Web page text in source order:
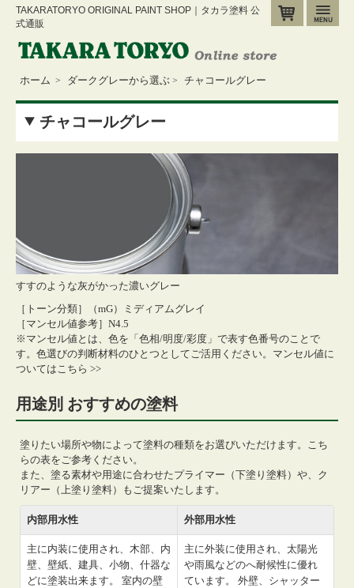
カート
TAKARATORYO ORIGINAL PAINT SHOP｜タカラ塗料 公
式通販
ホーム > ダークグレーから選ぶ > チャコールグレー
チャコールグレー
すすのような灰がかった濃いグレー
［トーン分類］（mG）ミディアムグレイ
［マンセル値参考］N4.5
※マンセル値とは、色を「色相/明度/彩度」で表す色番号のことで
す。色選びの判断材料のひとつとしてご活用ください。 マンセル値に
ついてはこちら >>
用途別 おすすめの塗料
塗りたい場所や物によって塗料の種類をお選びいただけます。こち
らの表をご参考ください。
また、塗る素材や用途に合わせたプライマー（下塗り塗料）や、ク
リアー（上塗り塗料）もご提案いたします。
内部用水性 外部用水性
主に内装に使用され、木部、内
壁、壁紙、建具、小物、什器な
どに塗装出来ます。 室内の壁
主に外装に使用され、太陽光
や雨風などのへ耐候性に優れ
ています。 外壁、シャッター